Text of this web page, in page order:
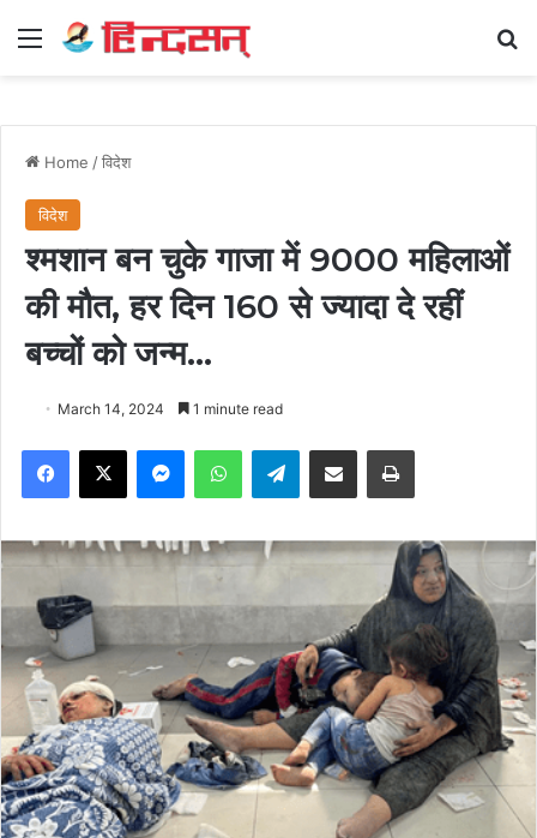
Menu
Home /विदेश
विदेश
श्मशान बन चुके गाजा में 9000 महिलाओं
की मौत, हर दिन 160 से ज्यादा दे रहीं
बच्चों को जन्म…
March 14, 2024 1 minute read
Facebook
X MessengerWhatsAppTelegramShare via Email Print